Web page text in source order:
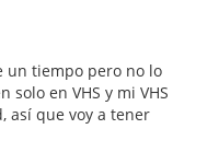
un tiempo pero no lo
solo en VHS y mi VHS
así que voy a tener